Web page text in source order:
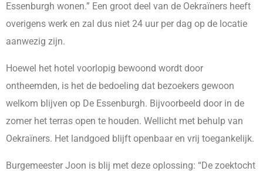
Essenburgh wonen.” Een groot deel van de Oekraïners heeft
overigens werk en zal dus niet 24 uur per dag op de locatie
aanwezig zijn.
Hoewel het hotel voorlopig bewoond wordt door
ontheemden, is het de bedoeling dat bezoekers gewoon
welkom blijven op De Essenburgh. Bijvoorbeeld door in de
zomer het terras open te houden. Wellicht met behulp van
Oekraïners. Het landgoed blijft openbaar en vrij toegankelijk.
Burgemeester Joon is blij met deze oplossing: “De zoektocht